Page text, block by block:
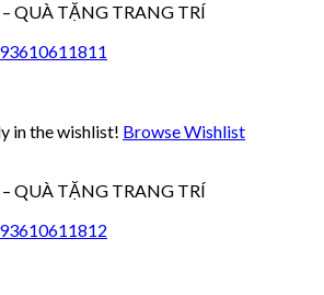
QUÀ TẶNG TRANG TRÍ
in the wishlist! Browse Wishlist
QUÀ TẶNG TRANG TRÍ